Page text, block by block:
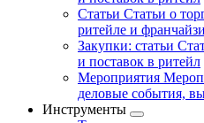
Статьи Статьи о
ритейле и
Закупки: статьи
и поставок в ритейл
Мероприятия
деловые события,
Инструменты